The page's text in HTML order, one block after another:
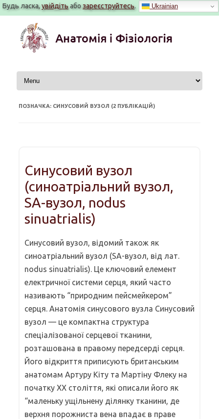
Будь ласка,увійдітьабозареєструйтесь.
вмісту
ПОЗНАЧКА: СИНУСОВИЙ ВУЗОЛ (2 ПУБЛІКАЦІЙ)
Синусовий вузол
(синоатріальний вузол,
SA-вузол, nodus
sinuatrialis)
Синусовий вузол, відомий також як
синоатріальний вузол (SA-вузол, від лат.
nodus sinuatrialis). Це ключовий елемент
електричної системи серця, який часто
називають “природним пейсмейкером”
серця. Анатомія синусового вузла Синусовий
вузол — це компактна структура
спеціалізованої серцевої тканини,
розташована в правому передсерді серця.
Його відкриття приписують британським
анатомам Артуру Кіту та Мартіну Флеку на
початку XX століття, які описали його як
“маленьку ущільнену ділянку тканини, де
верхня порожниста вена впадає в праве
Ukrainian